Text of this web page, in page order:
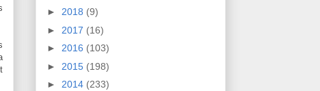
► 2018 (9)
► 2017 (16)
► 2016 (103)
► 2015 (198)
► 2014 (233)